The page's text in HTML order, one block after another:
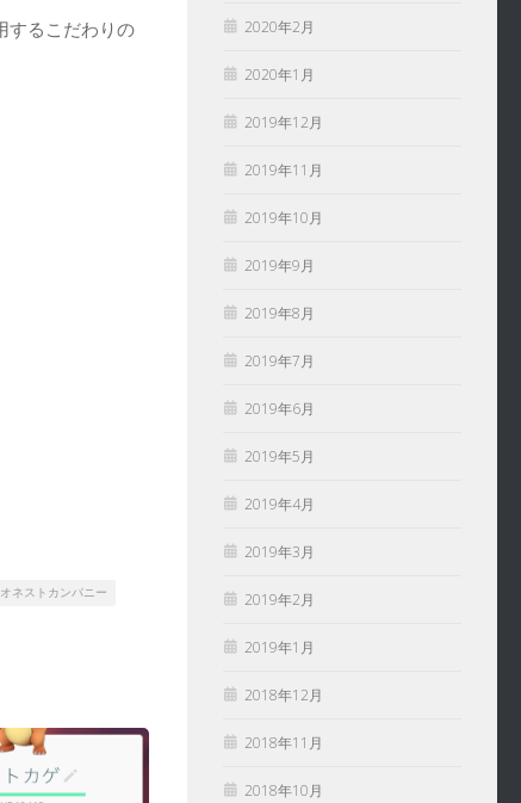
するこだわりの
オネストカンパニー
2020年2月
2020年1月
2019年12月
2019年11月
2019年10月
2019年9月
2019年8月
2019年7月
2019年6月
2019年5月
2019年4月
2019年3月
2019年2月
2019年1月
2018年12月
2018年11月
2018年10月